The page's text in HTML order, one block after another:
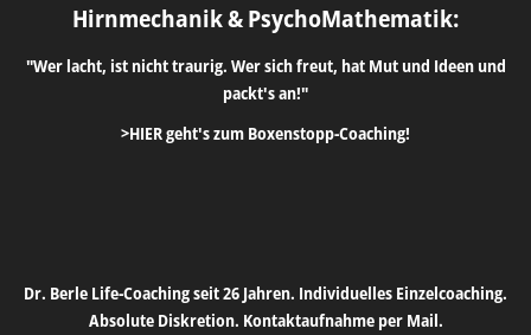
Hirnmechanik & PsychoMathematik:
"Wer lacht, ist nicht traurig. Wer sich freut, hat Mut und Ideen und
packt's an!"
>HIER geht's zum Boxenstopp-Coaching!
Dr. Berle Life-Coaching seit 26 Jahren. Individuelles Einzelcoaching.
Absolute Diskretion. Kontaktaufnahme per Mail.